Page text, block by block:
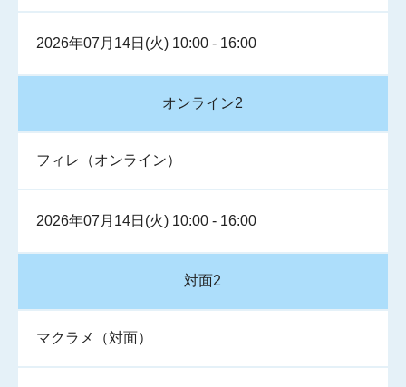
2026年07月14日(火) 10:00 - 16:00
オンライン2
フィレ（オンライン）
2026年07月14日(火) 10:00 - 16:00
対面2
マクラメ（対面）